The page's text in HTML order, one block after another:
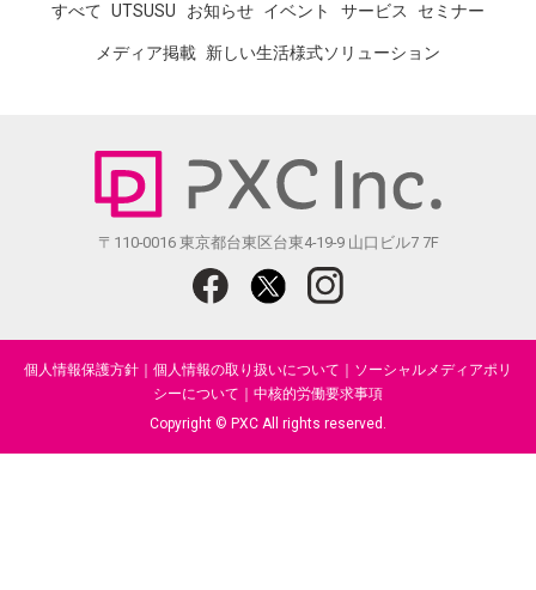
すべて UTSUSU お知らせ イベント サービス セミナー
メディア掲載 新しい生活様式ソリューション
〒110-0016 東京都台東区台東4-19-9 山口ビル7 7F
個人情報保護方針 個人情報の取り扱いについて
ソーシャルメディアポリ
シーについて
中核的労働要求事項
Copyright © PXC All rights reserved.